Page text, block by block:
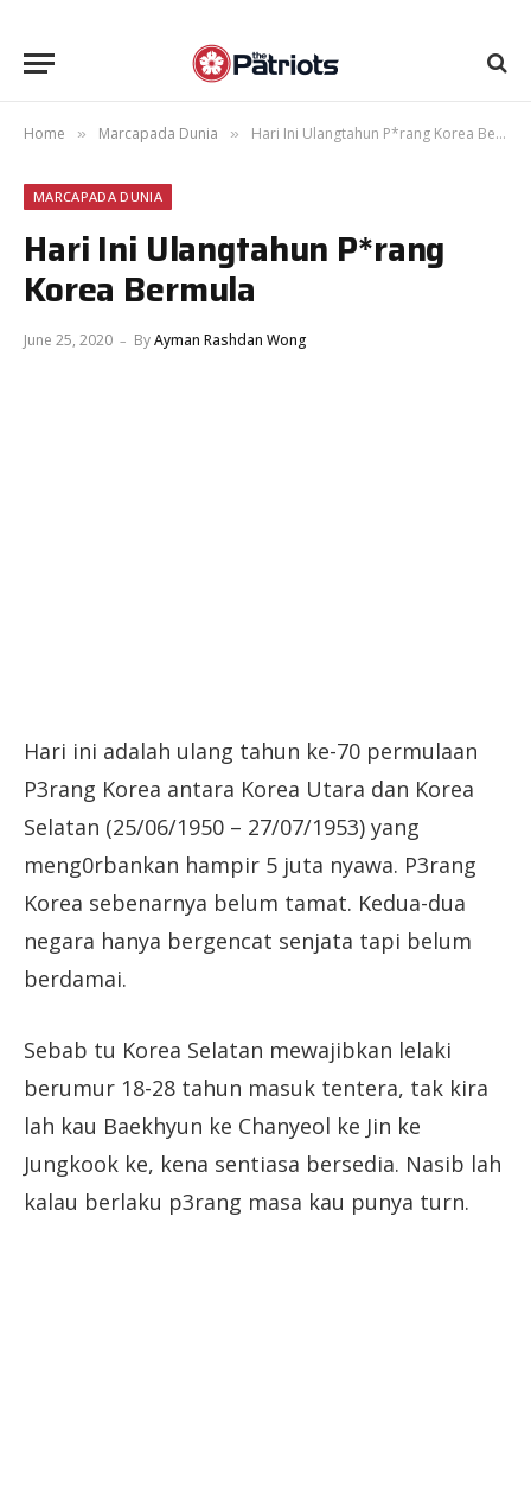
Home » Marcapada Dunia » Hari Ini Ulangtahun P*rang Korea Bermula
MARCAPADA DUNIA
Hari Ini Ulangtahun P*rang
Korea Bermula
June 25, 2020 ByAyman Rashdan Wong
Hari ini adalah ulang tahun ke-70 permulaan
P3rang Korea antara Korea Utara dan Korea
Selatan (25/06/1950 – 27/07/1953) yang
meng0rbankan hampir 5 juta nyawa. P3rang
Korea sebenarnya belum tamat. Kedua-dua
negara hanya bergencat senjata tapi belum
berdamai.
Sebab tu Korea Selatan mewajibkan lelaki
berumur 18-28 tahun masuk tentera, tak kira
lah kau Baekhyun ke Chanyeol ke Jin ke
Jungkook ke, kena sentiasa bersedia. Nasib lah
kalau berlaku p3rang masa kau punya turn.